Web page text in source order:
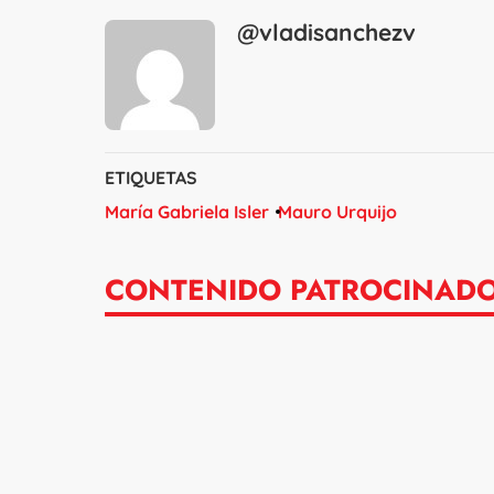
@vladisanchezv
ETIQUETAS
María Gabriela Isler Mauro Urquijo
CONTENIDO